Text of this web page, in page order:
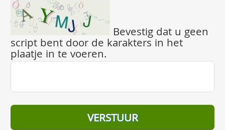
Bevestig dat u geen
script bent door de karakters in het
plaatje in te voeren.